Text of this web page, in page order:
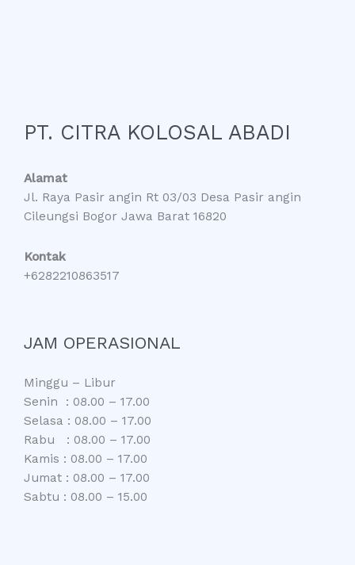
PT. CITRA KOLOSAL ABADI
Alamat
Jl. Raya Pasir angin Rt 03/03 Desa Pasir angin
Cileungsi Bogor Jawa Barat 16820
Kontak
+6282210863517
JAM OPERASIONAL
Minggu – Libur
Senin : 08.00 – 17.00
Selasa : 08.00 – 17.00
Rabu : 08.00 – 17.00
Kamis : 08.00 – 17.00
Jumat : 08.00 – 17.00
Sabtu : 08.00 – 15.00